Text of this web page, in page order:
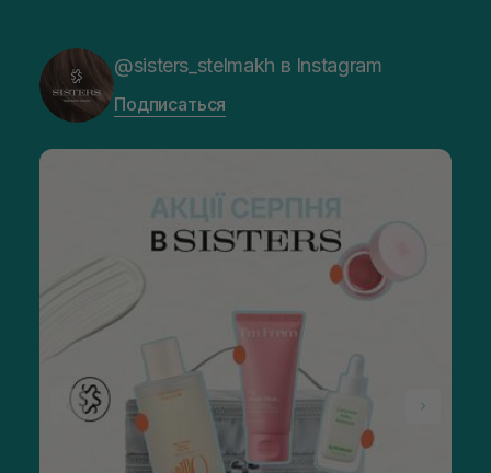
@sisters_stelmakh в Instagram
Подписаться